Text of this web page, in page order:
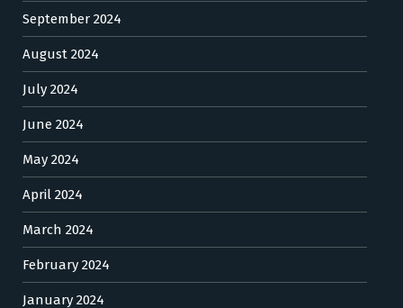
September 2024
August 2024
July 2024
June 2024
May 2024
April 2024
March 2024
February 2024
January 2024